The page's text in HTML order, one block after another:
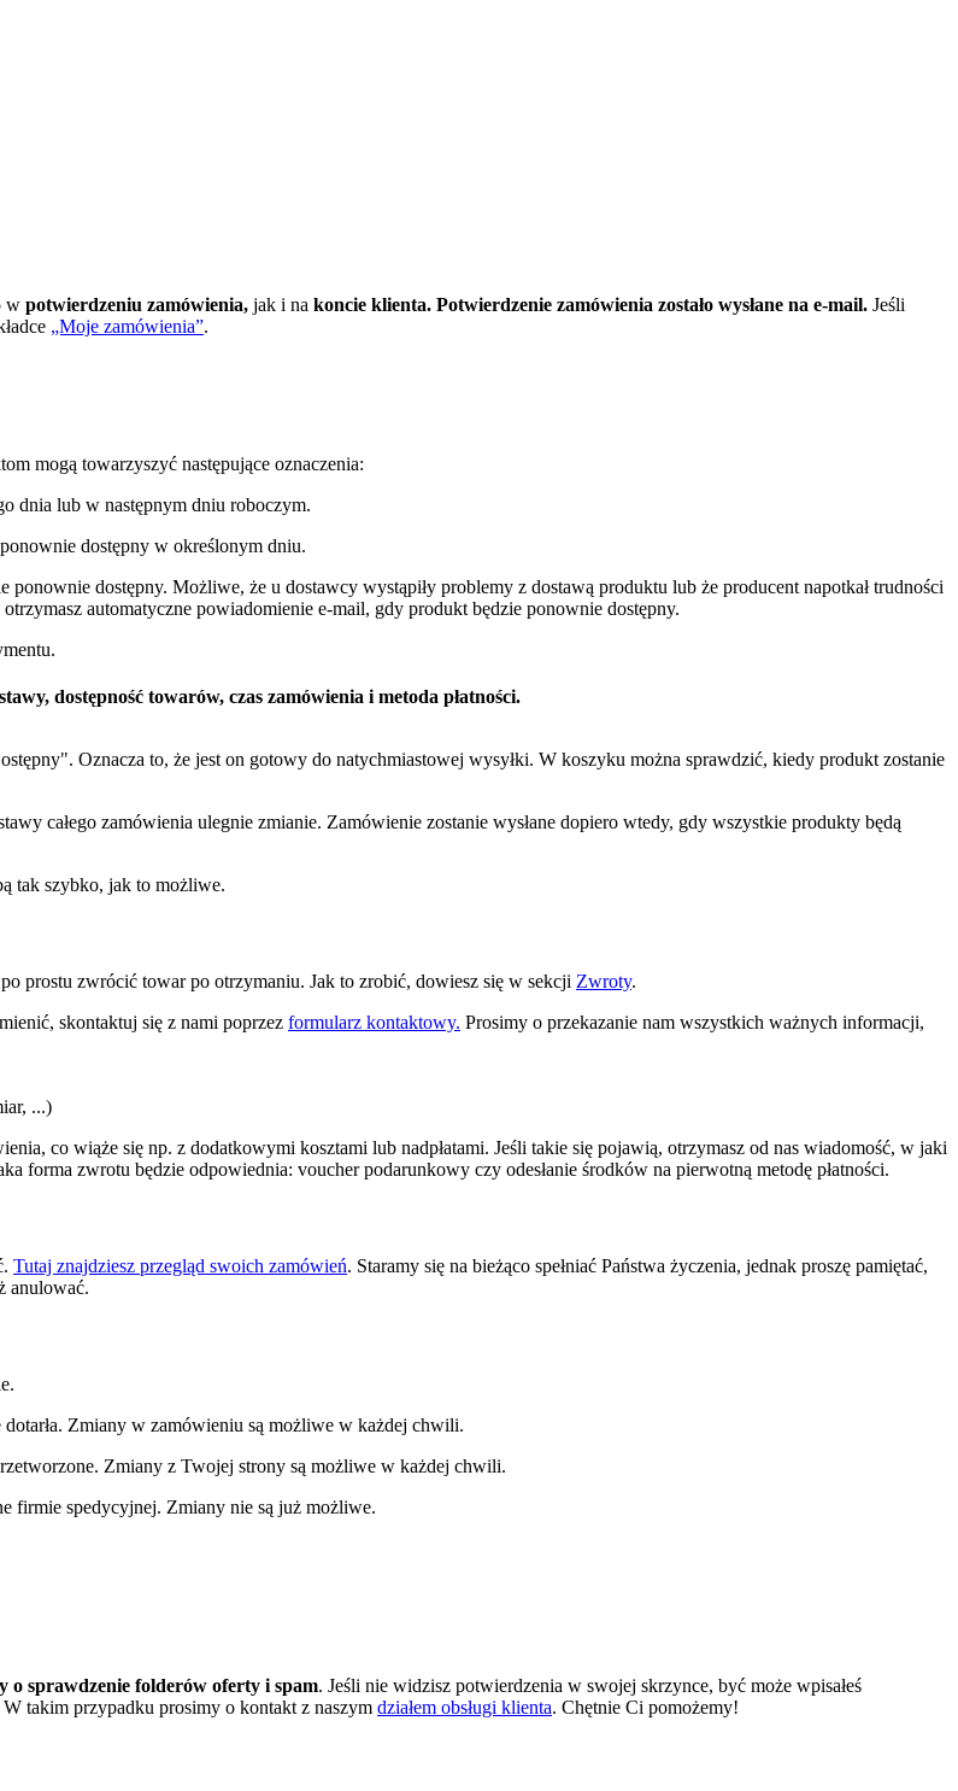
w potwierdzeniu zamówienia, jak i na koncie klienta. Potwierdzenie zamówienia zostało wysłane na e-mail. Jeśli
„Moje zamówienia”.
mogą towarzyszyć następujące oznaczenia:
dnia lub w następnym dniu roboczym.
dostępny w określonym dniu.
dostępny. Możliwe, że u dostawcy wystąpiły problemy z dostawą produktu lub że producent napotkał trudności
automatyczne powiadomienie e-mail, gdy produkt będzie ponownie dostępny.
dostępność towarów, czas zamówienia i metoda płatności.
Oznacza to, że jest on gotowy do natychmiastowej wysyłki. W koszyku można sprawdzić, kiedy produkt zostanie
całego zamówienia ulegnie zmianie. Zamówienie zostanie wysłane dopiero wtedy, gdy wszystkie produkty będą
tak szybko, jak to możliwe.
prostu zwrócić towar po otrzymaniu. Jak to zrobić, dowiesz się w sekcji Zwroty.
skontaktuj się z nami poprzez formularz kontaktowy. Prosimy o przekazanie nam wszystkich ważnych informacji,
...)
co wiąże się np. z dodatkowymi kosztami lub nadpłatami. Jeśli takie się pojawią, otrzymasz od nas wiadomość, w jaki
forma zwrotu będzie odpowiednia: voucher podarunkowy czy odesłanie środków na pierwotną metodę płatności.
Tutaj znajdziesz przegląd swoich zamówień. Staramy się na bieżąco spełniać Państwa życzenia, jednak proszę pamiętać,
anulować.
dotarła. Zmiany w zamówieniu są możliwe w każdej chwili.
Zmiany z Twojej strony są możliwe w każdej chwili.
firmie spedycyjnej. Zmiany nie są już możliwe.
o sprawdzenie folderów oferty i spam. Jeśli nie widzisz potwierdzenia w swojej skrzynce, być może wpisałeś
takim przypadku prosimy o kontakt z naszym działem obsługi klienta. Chętnie Ci pomożemy!